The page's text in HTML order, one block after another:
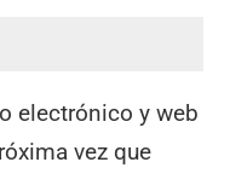
electrónico y web
vez que